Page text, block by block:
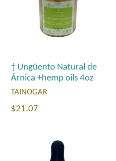
† Ungüento Natural de
Árnica +hemp oils 4oz
TAINOGAR
Precio
$21.07